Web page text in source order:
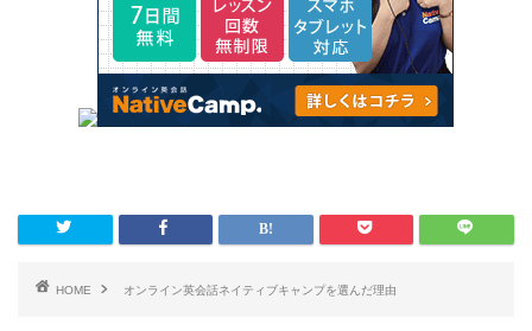
HOME オンライン英会話ネイティブキャンプを選んだ理由